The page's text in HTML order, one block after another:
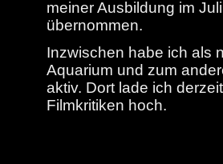
meiner Ausbildung im
übernommen.
Inzwischen habe ich als
Aquarium und zum
aktiv. Dort lade ich
Filmkritiken hoch.